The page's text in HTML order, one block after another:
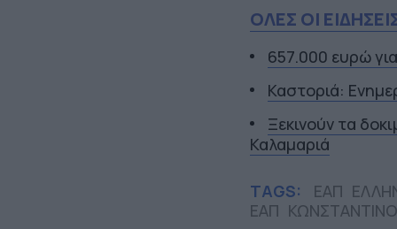
ΟΛΕΣ ΟΙ
657.000 ευρώ
Καστοριά:
Ξεκινούν τα
Καλαμαριά
TAGS: ΕΑΠ
ΕΑΠ